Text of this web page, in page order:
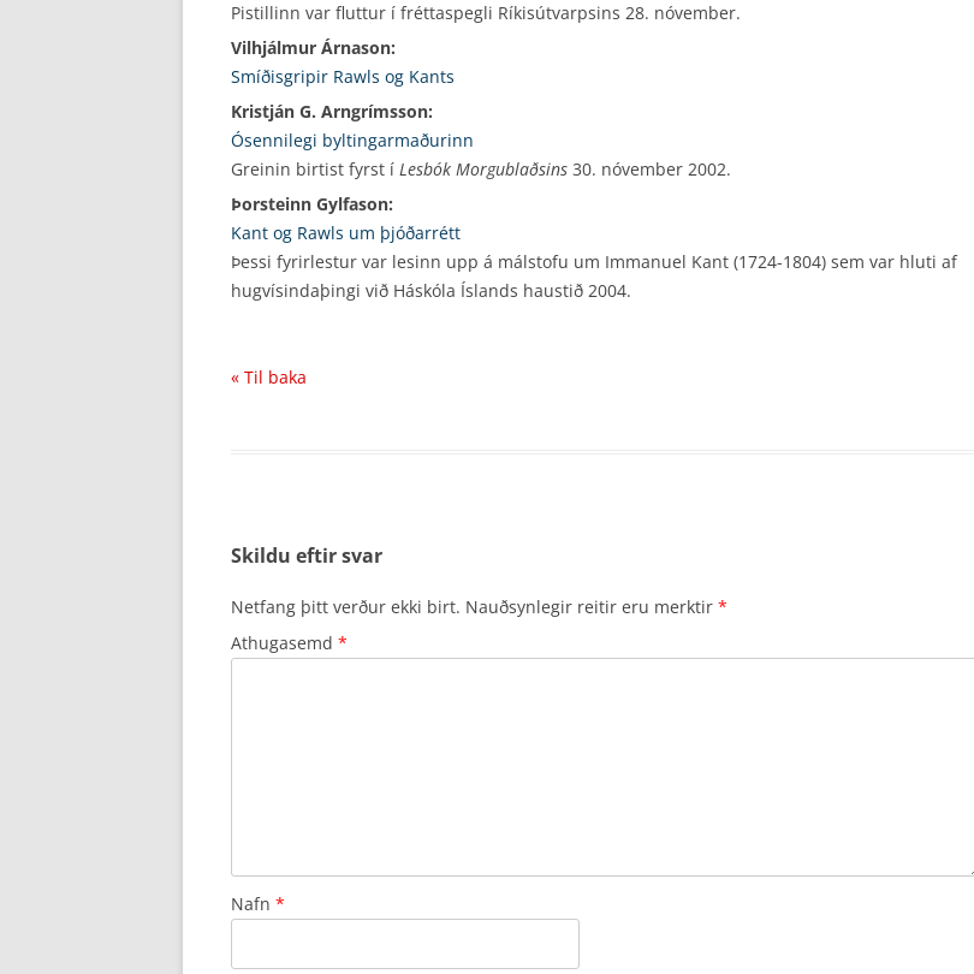
Pistillinn var fluttur í fréttaspegli Ríkisútvarpsins 28. nóvember.
Vilhjálmur Árnason:
Smíðisgripir Rawls og Kants
Kristján G. Arngrímsson:
Ósennilegi byltingarmaðurinn
Greinin birtist fyrst í Lesbók Morgublaðsins 30. nóvember 2002.
Þorsteinn Gylfason:
Kant og Rawls um þjóðarrétt
Þessi fyrirlestur var lesinn upp á málstofu um Immanuel Kant (1724-1804) sem var hluti af
hugvísindaþingi við Háskóla Íslands haustið 2004.
« Til baka
Skildu eftir svar
Netfang þitt verður ekki birt. Nauðsynlegir reitir eru merktir *
Athugasemd *
Nafn *